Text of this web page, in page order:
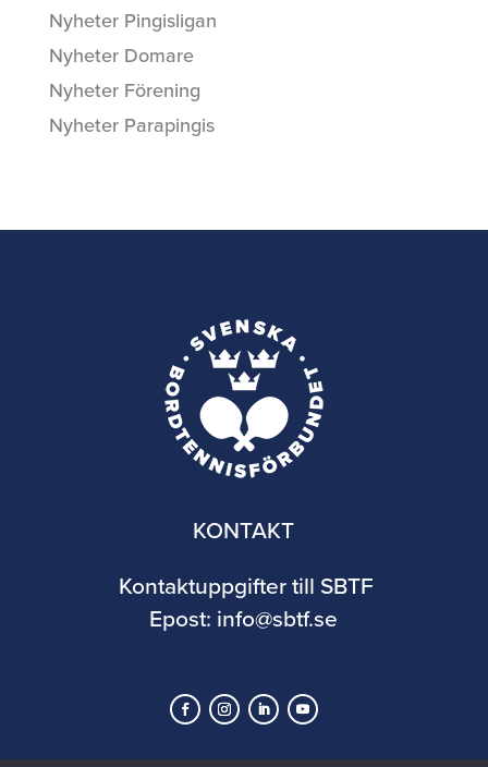
Nyheter Pingisligan
Nyheter Domare
Nyheter Förening
Nyheter Parapingis
KONTAKT
Kontaktuppgifter till SBTF
Epost: info@sbtf.se